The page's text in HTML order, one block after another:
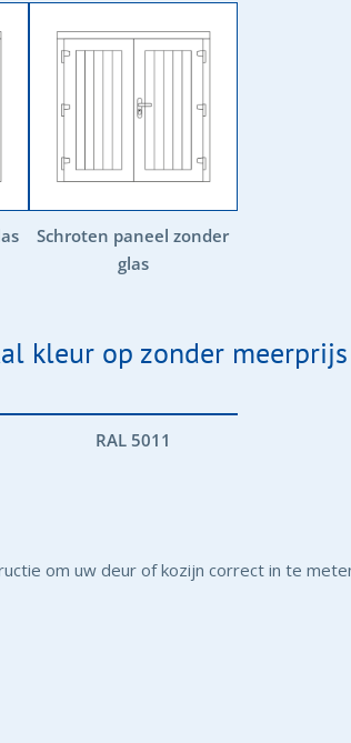
Schroten paneel zonder
glas
kleur op zonder meerprijs
RAL 5011
om uw deur of kozijn correct in te